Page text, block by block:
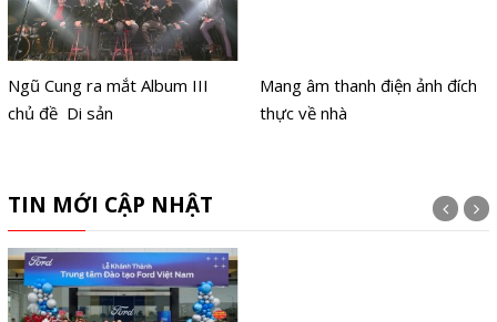
Ngũ Cung ra mắt Album III
chủ đề Di sản
Mang âm thanh điện ảnh đích
thực về nhà
TIN MỚI CẬP NHẬT